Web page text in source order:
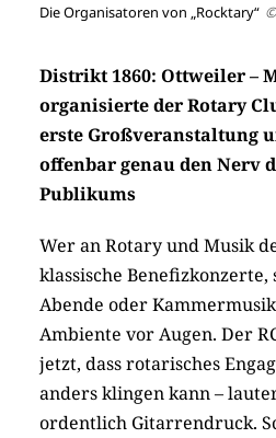
Die Organisatoren von „Rocktary“
Distrikt 1860: Ottweiler –
organisierte der Rotary
erste Großveranstaltung
offenbar genau den Nerv
Publikums
Wer an Rotary und Musik
klassische
Abende oder
Ambiente vor Augen. Der
jetzt, dass rotarisches
anders klingen kann –
ordentlich Gitarrendruck.